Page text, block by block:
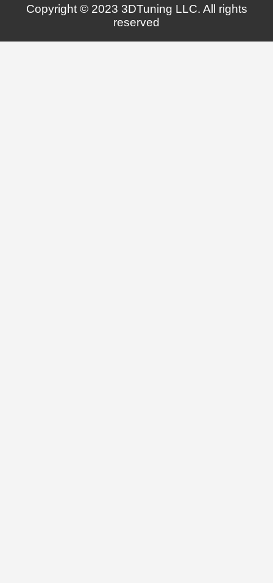
Copyright © 2023 3DTuning LLC. All rights
reserved